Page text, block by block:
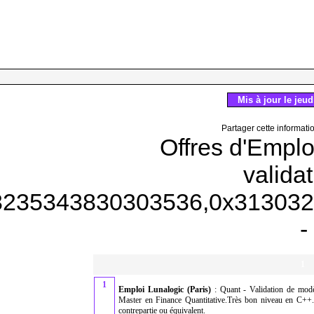
Mis à jour le
Partager cette
Offres
-
1 Emploi Lunalogic (Paris) : Quant - Validation de
Master en Finance Quantitative.Très bon niveau en
contrepartie ou équivalent.